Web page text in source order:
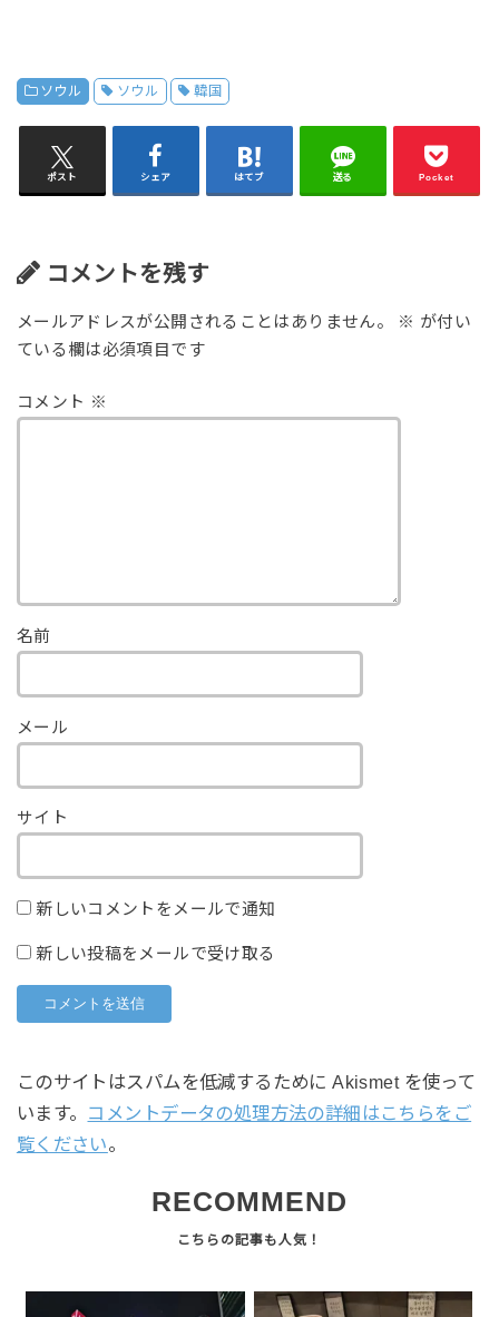
ソウル ソウル 韓国
ポスト シェア はてブ 送る Pocket
コメントを残す
メールアドレスが公開されることはありません。 ※ が付い
ている欄は必須項目です
コメント ※
名前
メール
サイト
新しいコメントをメールで通知
新しい投稿をメールで受け取る
このサイトはスパムを低減するために Akismet を使って
います。 コメントデータの処理方法の詳細はこちらをご
覧ください。
RECOMMEND